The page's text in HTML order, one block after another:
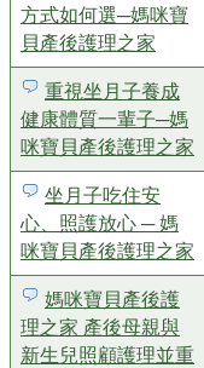
方式如何選─媽咪寶
貝產後護理之家
重視坐月子養成
健康體質一輩子─媽
咪寶貝產後護理之家
坐月子吃住安
心、照護放心 ─ 媽
咪寶貝產後護理之家
媽咪寶貝產後護
理之家 產後母親與
新生兒照顧護理並重